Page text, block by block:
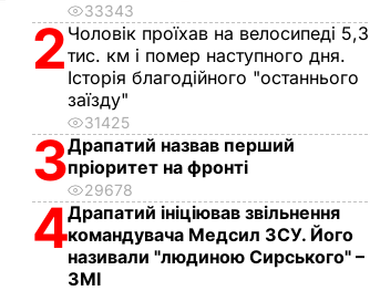
33343
2 Чоловік проїхав на велосипеді 5,3
тис. км і помер наступного дня.
Історія благодійного "останнього
заїзду"
31425
3Драпатий назвав перший
пріоритет на фронті
29678
4Драпатий ініціював звільнення
командувача Медсил ЗСУ. Його
називали "людиною Сирського" –
ЗМІ